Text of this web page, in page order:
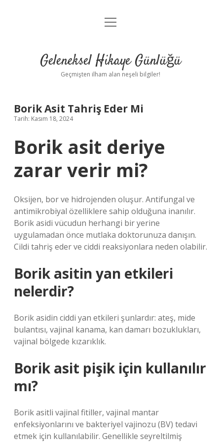
Anasayfa
Yasal Uyarı
menüyü
Geleneksel Hikaye Günlüğü
Geçmişten ilham alan neşeli bilgiler!
Borik Asit Tahriş Eder Mi
Tarih: Kasım 18, 2024
Borik asit deriye
zarar verir mi?
Oksijen, bor ve hidrojenden oluşur. Antifungal ve
antimikrobiyal özelliklere sahip olduğuna inanılır.
Borik asidi vücudun herhangi bir yerine
uygulamadan önce mutlaka doktorunuza danışın.
Cildi tahriş eder ve ciddi reaksiyonlara neden olabilir.
Borik asitin yan etkileri
nelerdir?
Borik asidin ciddi yan etkileri şunlardır: ateş, mide
bulantısı, vajinal kanama, kan damarı bozuklukları,
vajinal bölgede kızarıklık.
Borik asit pişik için kullanılır
mı?
Borik asitli vajinal fitiller, vajinal mantar
enfeksiyonlarını ve bakteriyel vajinozu (BV) tedavi
etmek için kullanılabilir. Genellikle seyreltilmiş